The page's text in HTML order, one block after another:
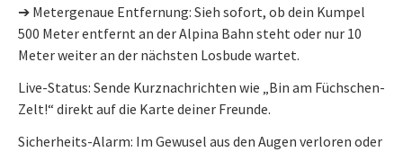
➔ Metergenaue Entfernung: Sieh sofort, ob dein Kumpel
500 Meter entfernt an der Alpina Bahn steht oder nur 10
Meter weiter an der nächsten Losbude wartet.
Live-Status: Sende Kurznachrichten wie „Bin am Füchschen-
Zelt!“ direkt auf die Karte deiner Freunde.
Sicherheits-Alarm: Im Gewusel aus den Augen verloren oder